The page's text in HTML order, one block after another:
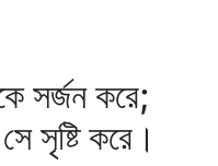
সর্জন করে;
সৃষ্টি করে।